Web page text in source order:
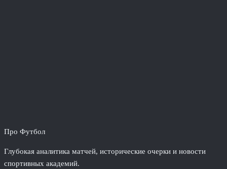
Про Футбол
Глубокая аналитика матчей, исторические очерки и новости
спортивных академий.